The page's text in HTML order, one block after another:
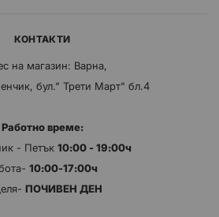
КОНТАКТИ
на магазин: Варна,
бул." Трети Март" бл.4
Работно време:
- Петък 10:00 - 19:00ч
10:00-17:00ч
ПОЧИВЕН ДЕН